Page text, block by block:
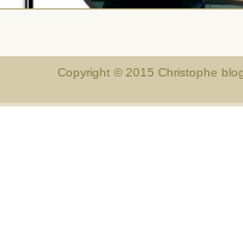
Copyright © 2015 Christophe